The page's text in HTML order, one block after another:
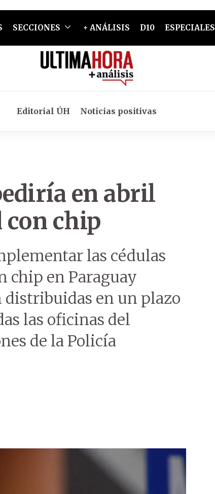
SECCIONES + ANÁLISIS D10 ESPECIALES
Editorial ÚH Noticias positivas
en abril
con chip
las cédulas
chip en Paraguay
en un plazo
las oficinas del
de la Policía